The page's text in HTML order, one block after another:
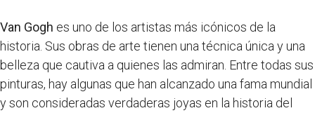
Van Gogh es uno de los artistas más icónicos de la
historia. Sus obras de arte tienen una técnica única y una
belleza que cautiva a quienes las admiran. Entre todas sus
pinturas, hay algunas que han alcanzado una fama mundial
y son consideradas verdaderas joyas en la historia del